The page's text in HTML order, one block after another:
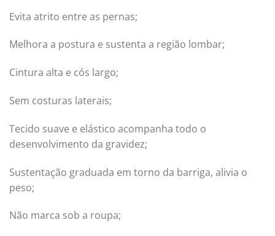
Evita atrito entre as pernas;
Melhora a postura e sustenta a região lombar;
Cintura alta e cós largo;
Sem costuras laterais;
Tecido suave e elástico acompanha todo o
desenvolvimento da gravidez;
Sustentação graduada em torno da barriga, alivia o
peso;
Não marca sob a roupa;